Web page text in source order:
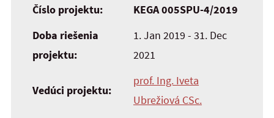
Číslo projektu:
KEGA 005SPU-4/2019
Doba riešenia
projektu:
1. Jan 2019 - 31. Dec
2021
Vedúci projektu:
prof. Ing. Iveta
Ubrežiová CSc.